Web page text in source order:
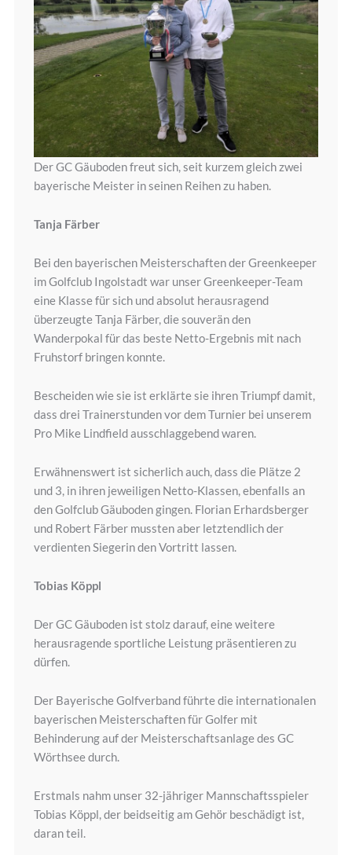
Der GC Gäuboden freut sich, seit kurzem gleich zwei
bayerische Meister in seinen Reihen zu haben.
Tanja Färber
Bei den bayerischen Meisterschaften der Greenkeeper
im Golfclub Ingolstadt war unser Greenkeeper-Team
eine Klasse für sich und absolut herausragend
überzeugte Tanja Färber, die souverän den
Wanderpokal für das beste Netto-Ergebnis mit nach
Fruhstorf bringen konnte.
Bescheiden wie sie ist erklärte sie ihren Triumpf damit,
dass drei Trainerstunden vor dem Turnier bei unserem
Pro Mike Lindfield ausschlaggebend waren.
Erwähnenswert ist sicherlich auch, dass die Plätze 2
und 3, in ihren jeweiligen Netto-Klassen, ebenfalls an
den Golfclub Gäuboden gingen. Florian Erhardsberger
und Robert Färber mussten aber letztendlich der
verdienten Siegerin den Vortritt lassen.
Tobias Köppl
Der GC Gäuboden ist stolz darauf, eine weitere
herausragende sportliche Leistung präsentieren zu
dürfen.
Der Bayerische Golfverband führte die internationalen
bayerischen Meisterschaften für Golfer mit
Behinderung auf der Meisterschaftsanlage des GC
Wörthsee durch.
Erstmals nahm unser 32-jähriger Mannschaftsspieler
Tobias Köppl, der beidseitig am Gehör beschädigt ist,
daran teil.